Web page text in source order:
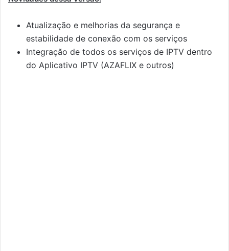
Atualização e melhorias da segurança e
estabilidade de conexão com os serviços
Integração de todos os serviços de IPTV dentro
do Aplicativo IPTV (AZAFLIX e outros)